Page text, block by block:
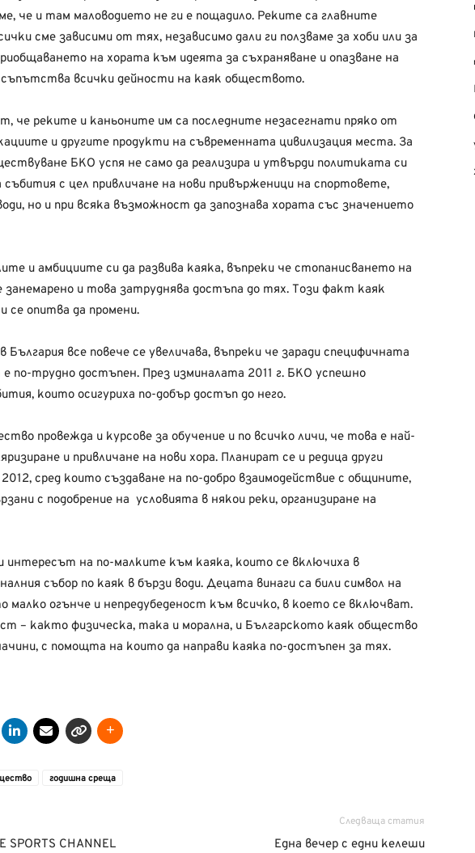
че и там маловодието не ги е пощадило. Реките са главните
сме зависими от тях, независимо дали ги ползваме за хоби или за
на хората към идеята за съхраняване и опазване на
всички дейности на каяк обществото.
че реките и каньоните им са последните незасегнати пряко от
и другите продукти на съвременната цивилизация места. За
БКО успя не само да реализира и утвърди политиката си
събития с цел привличане на нови привърженици на спортовете,
но и при всяка възможност да запознава хората със значението
и амбициите си да развива каяка, въпреки че стопанисването на
занемарено и това затруднява достъпа до тях. Този факт каяк
се опитва да промени.
все повече се увеличава, въпреки че заради специфичната
по-трудно достъпен. През изминалата 2011 г. БКО успешно
които осигуриха по-добър достъп до него.
провежда и курсове за обучение и по всичко личи, че това е най-
и привличане на нови хора. Планират се и редица други
сред които създаване на по-добро взаимодействие с общините,
с подобрение на условията в някои реки, организиране на
и интересът на по-малките към каяка, които се включиха в
събор по каяк в бързи води. Децата винаги са били символ на
малко огънче и непредубеденост към всичко, в което се включват.
– както физическа, така и морална, и Българското каяк общество
с помощта на които да направи каяка по-достъпен за тях.
годишна среща
CHANNEL
Следваща статия
Една вечер с едни келеши